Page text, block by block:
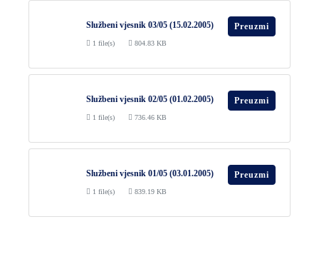
Službeni vjesnik 03/05 (15.02.2005)
1 file(s) 804.83 KB
Preuzmi
Službeni vjesnik 02/05 (01.02.2005)
1 file(s) 736.46 KB
Preuzmi
Službeni vjesnik 01/05 (03.01.2005)
1 file(s) 839.19 KB
Preuzmi